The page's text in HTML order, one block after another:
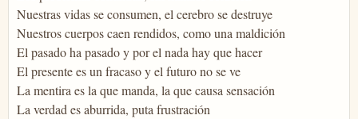
Nuestras vidas se consumen, el cerebro se destruye
Nuestros cuerpos caen rendidos, como una maldición
El pasado ha pasado y por el nada hay que hacer
El presente es un fracaso y el futuro no se ve
La mentira es la que manda, la que causa sensación
La verdad es aburrida, puta frustración